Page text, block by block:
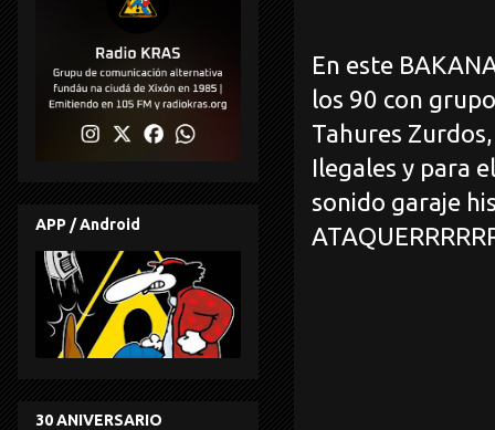
En este
los 90 con
Tahures
Ilegales y para
sonido garaje
APP / Android
30 ANIVERSARIO